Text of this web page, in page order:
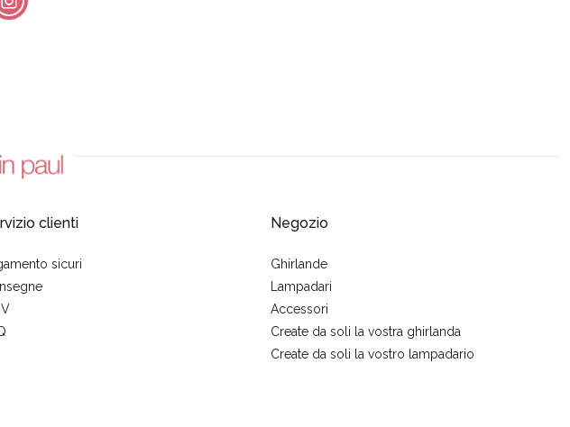
clienti
sicuri
Negozio
Ghirlande
Lampadari
Accessori
Create da soli la vostra ghirlanda
Create da soli la vostro lampadario